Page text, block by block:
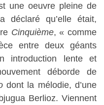
une oeuvre pleine de
déclaré qu’elle était,
Cinquième, « comme
entre deux géants
introduction lente et
déborde de
dont la mélodie, d’une
Berlioz. Viennent